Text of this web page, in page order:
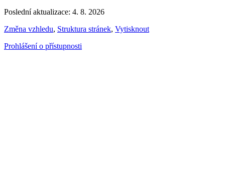
Poslední aktualizace: 4. 8. 2026
Změna vzhledu, Struktura stránek, Vytisknout
Prohlášení o přístupnosti